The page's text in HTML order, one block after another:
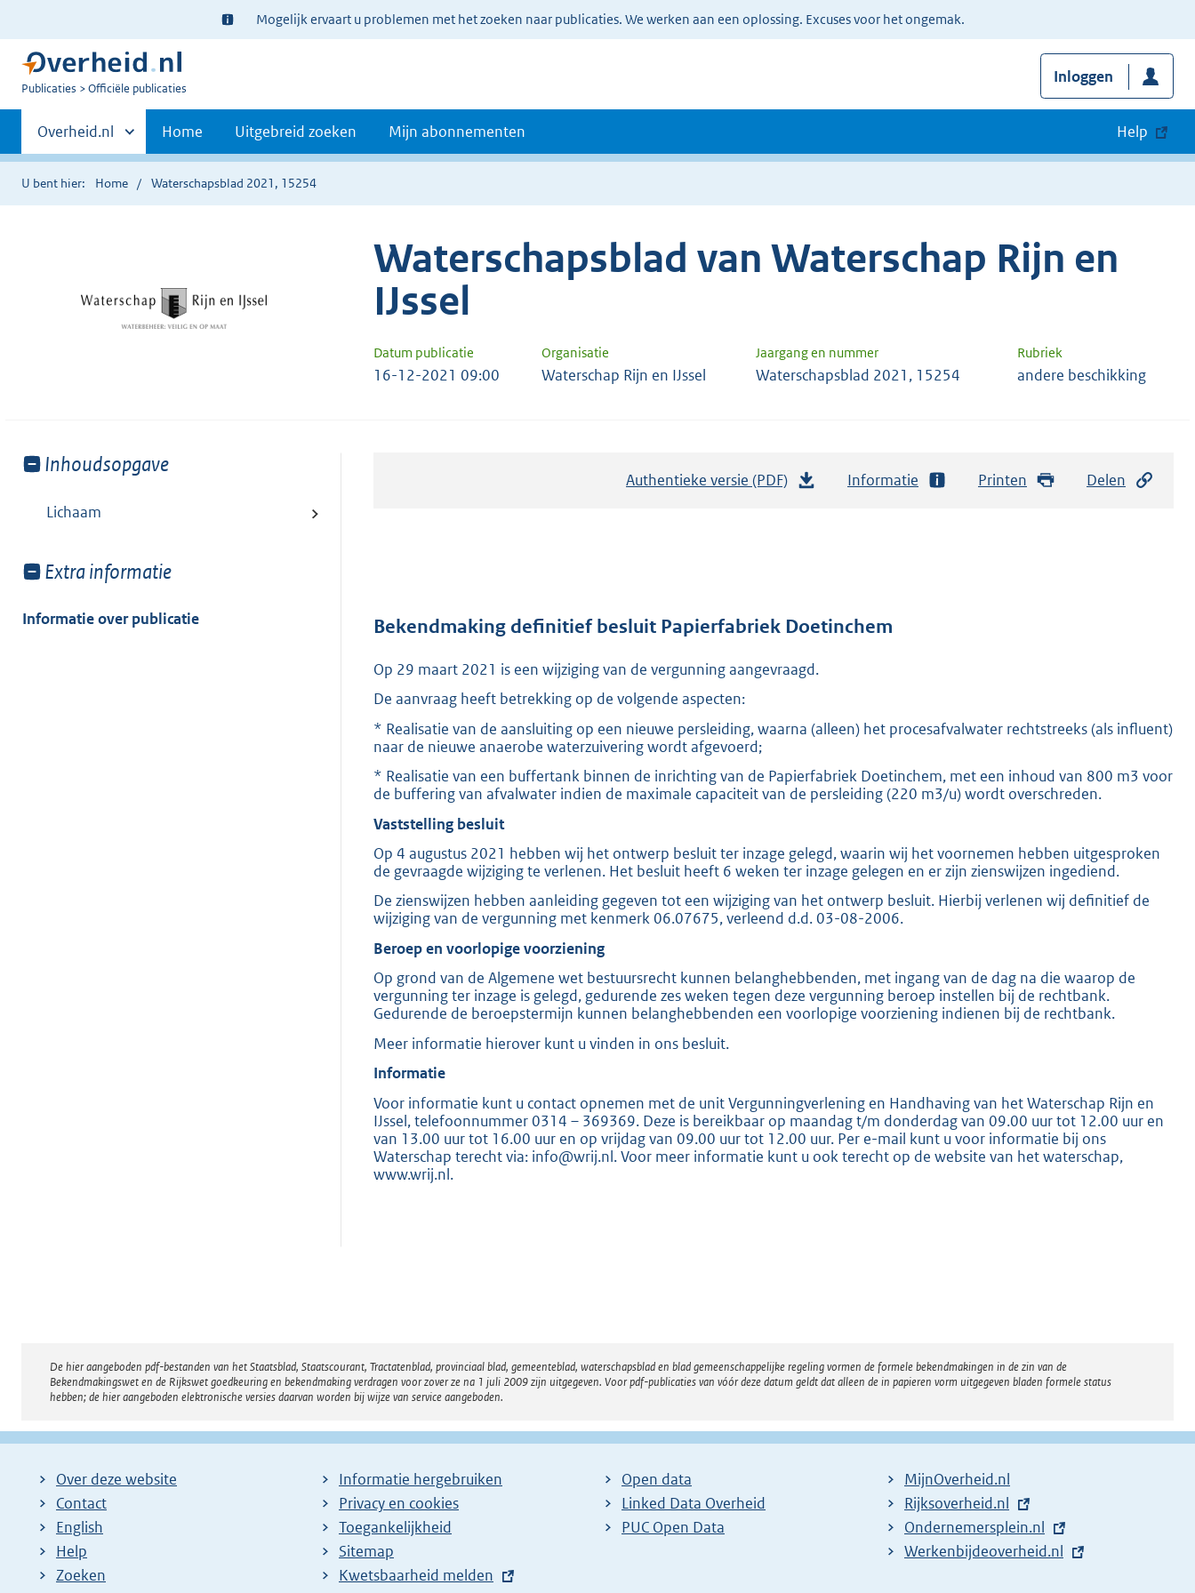
Ter
informatie:
Mogelijk ervaart u problemen met het zoeken naar publicaties. We werken aan een oplossing. Excuses voor het ongemak.
U
Publicaties Officiële publicaties
Inloggen
Primaire
navigatie
Andere
sites
binnen
Overheid.nl Home Uitgebreid zoeken Mijn abonnementen Help
U bent hier: Home Waterschapsblad 2021, 15254
Waterschapsblad van Waterschap Rijn en
IJssel
Datum publicatie Organisatie Jaargang en nummer Rubriek
16-12-2021 09:00 Waterschap Rijn en IJssel Waterschapsblad 2021, 15254 andere beschikking
Toon
van:
Inhoudsopgave
Lichaam
Toon
van:
Extra informatie
Informatie over publicatie
Authentieke versie (PDF)
d
g
t
2
8
Informatie Printen Delen
Bekendmaking definitief besluit Papierfabriek Doetinchem
Op 29 maart 2021 is een wijziging van de vergunning aangevraagd.
De aanvraag heeft betrekking op de volgende aspecten:
* Realisatie van de aansluiting op een nieuwe persleiding, waarna (alleen) het procesafvalwater rechtstreeks (als influent)
naar de nieuwe anaerobe waterzuivering wordt afgevoerd;
* Realisatie van een buffertank binnen de inrichting van de Papierfabriek Doetinchem, met een inhoud van 800 m3 voor
de buffering van afvalwater indien de maximale capaciteit van de persleiding (220 m3/u) wordt overschreden.
Vaststelling besluit
Op 4 augustus 2021 hebben wij het ontwerp besluit ter inzage gelegd, waarin wij het voornemen hebben uitgesproken
de gevraagde wijziging te verlenen. Het besluit heeft 6 weken ter inzage gelegen en er zijn zienswijzen ingediend.
De zienswijzen hebben aanleiding gegeven tot een wijziging van het ontwerp besluit. Hierbij verlenen wij definitief de
wijziging van de vergunning met kenmerk 06.07675, verleend d.d. 03-08-2006.
Beroep en voorlopige voorziening
Op grond van de Algemene wet bestuursrecht kunnen belanghebbenden, met ingang van de dag na die waarop de
vergunning ter inzage is gelegd, gedurende zes weken tegen deze vergunning beroep instellen bij de rechtbank.
Gedurende de beroepstermijn kunnen belanghebbenden een voorlopige voorziening indienen bij de rechtbank.
Meer informatie hierover kunt u vinden in ons besluit.
Informatie
Voor informatie kunt u contact opnemen met de unit Vergunningverlening en Handhaving van het Waterschap Rijn en
IJssel, telefoonnummer 0314 – 369369. Deze is bereikbaar op maandag t/m donderdag van 09.00 uur tot 12.00 uur en
van 13.00 uur tot 16.00 uur en op vrijdag van 09.00 uur tot 12.00 uur. Per e-mail kunt u voor informatie bij ons
Waterschap terecht via: info@wrij.nl. Voor meer informatie kunt u ook terecht op de website van het waterschap,
www.wrij.nl.
Disclaimer
De hier aangeboden pdf-bestanden van het Staatsblad, Staatscourant, Tractatenblad, provinciaal blad, gemeenteblad, waterschapsblad en blad gemeenschappelijke regeling vormen de formele bekendmakingen in de zin van de
Bekendmakingswet en de Rijkswet goedkeuring en bekendmaking verdragen voor zover ze na 1 juli 2009 zijn uitgegeven. Voor pdf-publicaties van vóór deze datum geldt dat alleen de in papieren vorm uitgegeven bladen formele status
hebben; de hier aangeboden elektronische versies daarvan worden bij wijze van service aangeboden.
Over deze website
Contact
English
Help
Zoeken
Informatie hergebruiken
Privacy en cookies
Toegankelijkheid
Sitemap
E
Kwetsbaarheid melden
Open data
Linked Data Overheid
PUC Open Data
MijnOverheid.nl
E
x
t
Rijksoverheid.nl
E
x
Ondernemersplein.nl
E
Werkenbijdeoverheid.nl